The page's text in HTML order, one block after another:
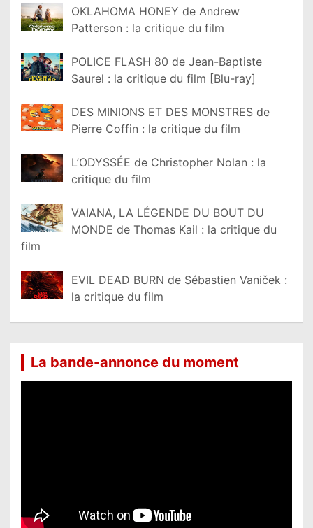
OKLAHOMA HONEY de Andrew
Patterson : la critique du film
POLICE FLASH 80 de Jean-Baptiste
Saurel : la critique du film [Blu-ray]
DES MINIONS ET DES MONSTRES de
Pierre Coffin : la critique du film
L’ODYSSÉE de Christopher Nolan : la
critique du film
VAIANA, LA LÉGENDE DU BOUT DU
MONDE de Thomas Kail : la critique du
film
EVIL DEAD BURN de Sébastien Vaniček :
la critique du film
La bande-annonce du moment